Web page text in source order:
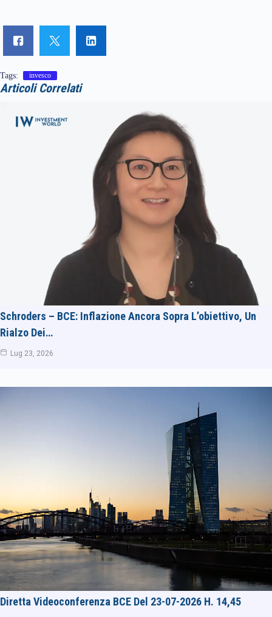
Tags: invesco
Articoli Correlati
Schroders – BCE: Inflazione Ancora Sopra L’obiettivo, Un
Rialzo Dei…
Lug 23, 2026
Diretta Videoconferenza BCE Del 23-07-2026 H. 14,45